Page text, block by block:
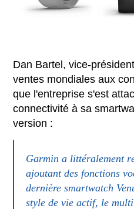
Dan Bartel, vice-
ventes mondiales aux
que l'entreprise s'est
connectivité à sa
version :
Garmin a littéralement
ajoutant des fonctions
dernière smartwatch
style de vie actif, le